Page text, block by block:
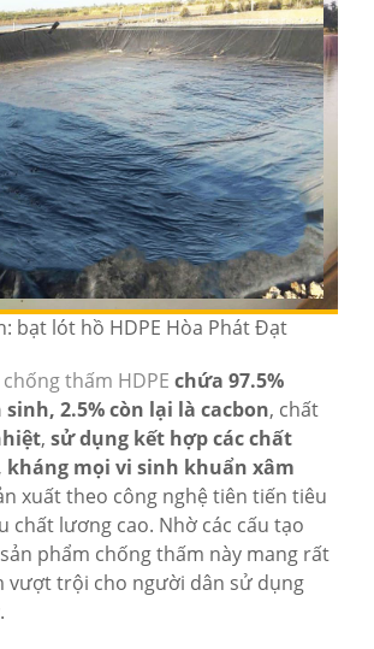
bạt lót hồ HDPE Hòa Phát Đạt
thấm HDPE chứa 97.5%
2.5% còn lại là cacbon, chất
, sử dụng kết hợp các chất
kháng mọi vi sinh khuẩn xâm
xuất theo công nghệ tiên tiến tiêu
chất lương cao. Nhờ các cấu tạo
phẩm chống thấm này mang rất
vượt trội cho người dân sử dụng